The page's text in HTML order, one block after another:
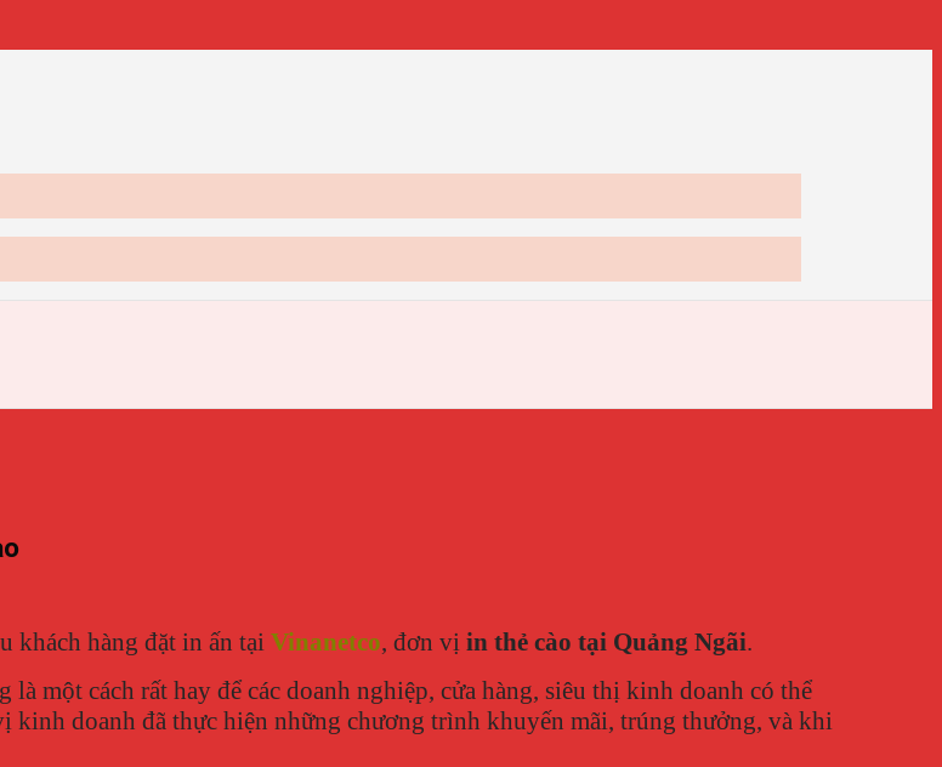
khách hàng đặt in ấn tại Vinanetco, đơn vị in thẻ cào tại Quảng Ngãi.
một cách rất hay để các doanh nghiệp, cửa hàng, siêu thị kinh doanh có thể
kinh doanh đã thực hiện những chương trình khuyến mãi, trúng thưởng, và khi